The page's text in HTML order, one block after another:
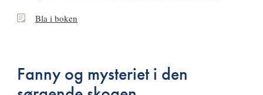
BlaBla i boken
Fanny og mysteriet i den